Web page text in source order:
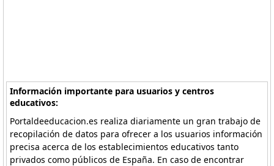
Información importante para usuarios y centros
educativos:
Portaldeeducacion.es realiza diariamente un gran trabajo de
recopilación de datos para ofrecer a los usuarios información
precisa acerca de los establecimientos educativos tanto
privados como públicos de España. En caso de encontrar